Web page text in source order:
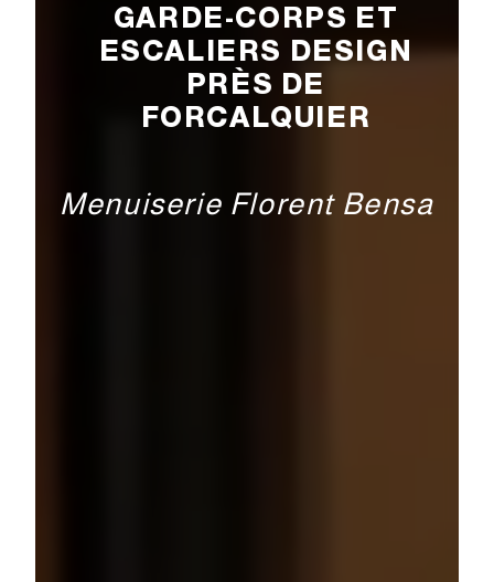
GARDE-CORPS ET
ESCALIERS DESIGN
PRÈS DE
FORCALQUIER
Menuiserie Florent Bensa